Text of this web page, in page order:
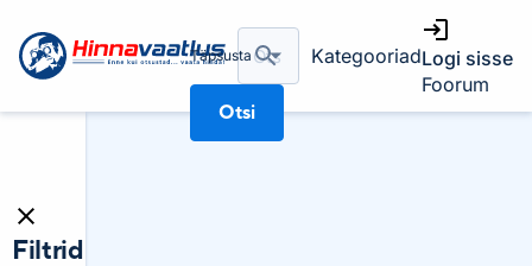
Täpsusta
Otsi
KategooriadLogi sisse
Foorum
Filtrid